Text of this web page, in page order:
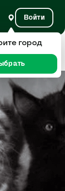
Войти
город